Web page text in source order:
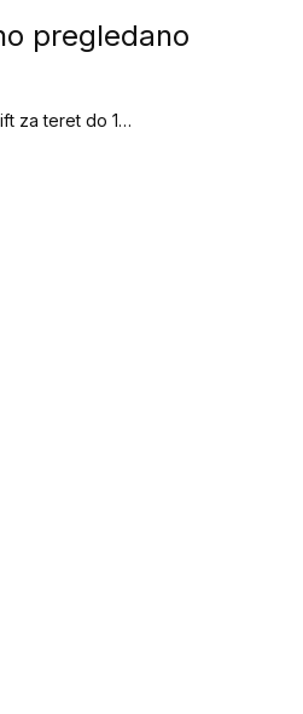
pregledano
Transportni lift za teret do 150 kg (Oprema i zaštitna oprema)